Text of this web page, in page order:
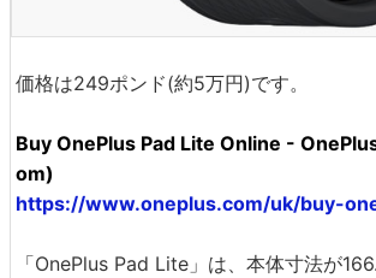
価格は249ポンド(約5万円)です。
Buy OnePlus Pad Lite Online -
om)
https://www.oneplus.com/uk/buy-
「OnePlus Pad Lite」は、本体寸法が